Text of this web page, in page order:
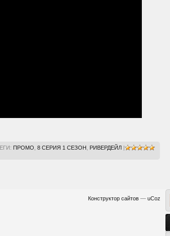
: ПРОМО 8 СЕРИЯ 1 СЕЗОН РИВЕРДЕЙЛ |
Конструктор сайтов — uCoz